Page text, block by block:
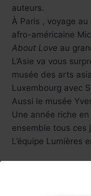
auteurs.
À Paris , voyage
afro-américaine
About Love au
L’Asie va vous
musée des arts
Luxembourg avec
Aussi le musée
Une année riche
ensemble tous ces
L’équipe Lumières